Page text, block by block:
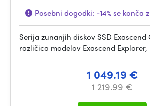
Posebni dogodki: -14%se konča
Serija zunanjih diskov SSD Exascend
različica modelov Exascend Explorer,
1 049.19 €
1 219.99 €